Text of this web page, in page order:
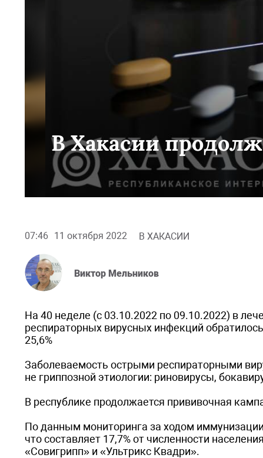
В Хакасии
07:46 11 октября 2022 В ХАКАСИИ
Виктор Мельников
На 40 неделе (с 03.10.2022 по 09.10.2022) в
респираторных вирусных инфекций
25,6%
Заболеваемость острыми респираторными
не гриппозной этиологии: риновирусы,
В республике продолжается прививочная
По данным мониторинга за ходом
что составляет 17,7% от численности
«Совигрипп» и «Ультрикс Квадри».